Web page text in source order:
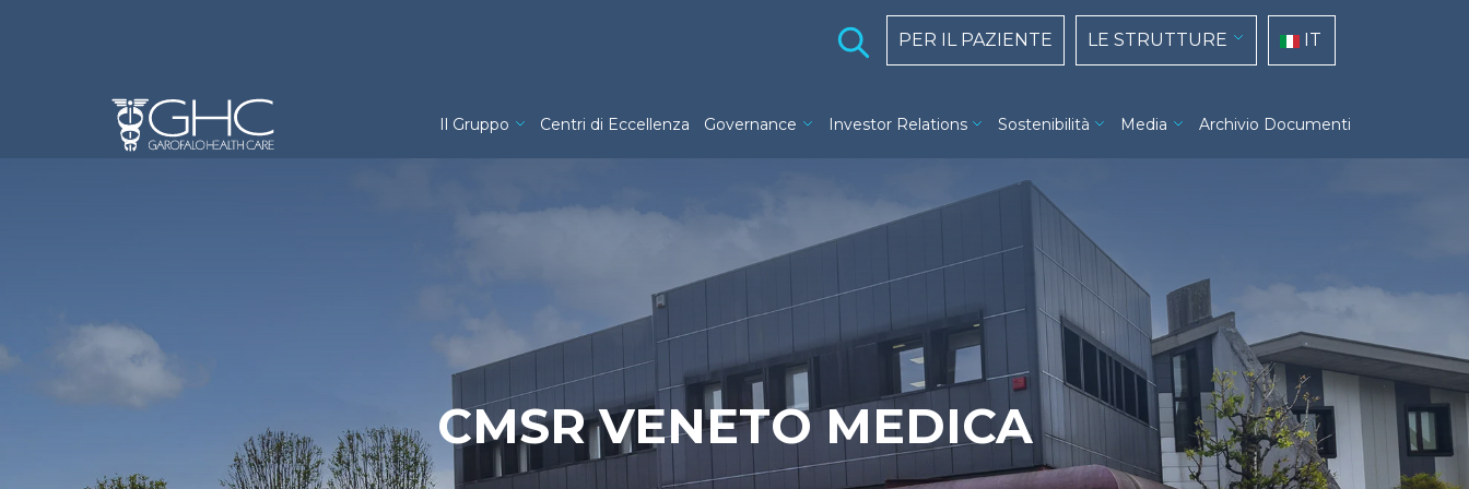
Holding top navigation
PER IL PAZIENTE LE STRUTTURE IT
Il Gruppo Centri di Eccellenza Governance Investor Relations Sostenibilità Media Archivio Documenti
CMSR VENETO MEDICA